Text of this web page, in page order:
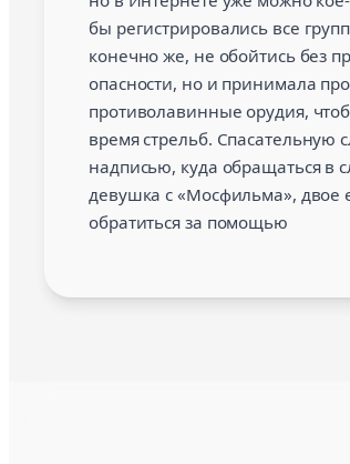
бы регистрировались все
конечно же, не обойтись без
опасности, но и принимала
противолавинные орудия,
время стрельб.
надписью, куда обращаться в
девушка с «Мосфильма», двое
обратиться за помощью